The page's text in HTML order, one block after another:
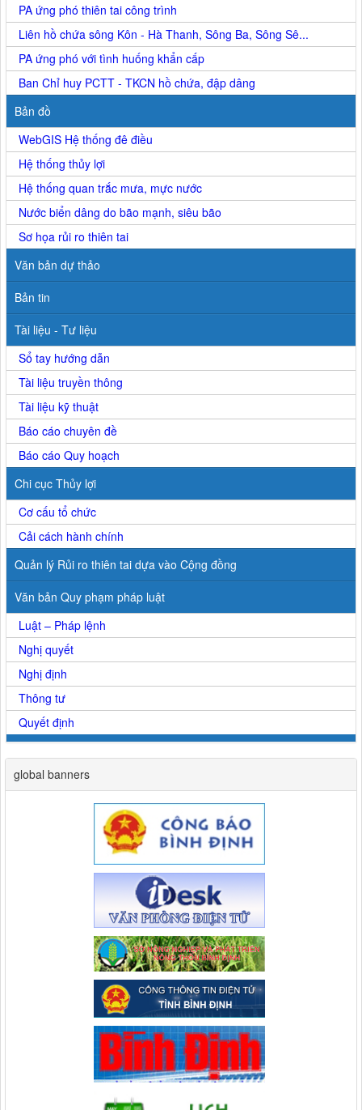
PA ứng phó thiên tai công trình
Liên hồ chứa sông Kôn - Hà Thanh, Sông Ba, Sông Sê...
PA ứng phó với tình huống khẩn cấp
Ban Chỉ huy PCTT - TKCN hồ chứa, đập dâng
Bản đồ
WebGIS Hệ thống đê điều
Hệ thống thủy lợi
Hệ thống quan trắc mưa, mực nước
Nước biển dâng do bão mạnh, siêu bão
Sơ họa rủi ro thiên tai
Văn bản dự thảo
Bản tin
Tài liệu - Tư liệu
Sổ tay hướng dẫn
Tài liệu truyền thông
Tài liệu kỹ thuật
Báo cáo chuyên đề
Báo cáo Quy hoạch
Chi cục Thủy lợi
Cơ cấu tổ chức
Cải cách hành chính
Quản lý Rủi ro thiên tai dựa vào Cộng đồng
Văn bản Quy phạm pháp luật
Luật – Pháp lệnh
Nghị quyết
Nghị định
Thông tư
Quyết định
global banners